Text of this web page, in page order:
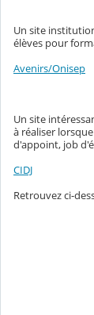
Un site
élèves pour
Avenirs/Onisep
Un site
à réaliser
d'appoint, job
CIDJ
Retrouvez ci-